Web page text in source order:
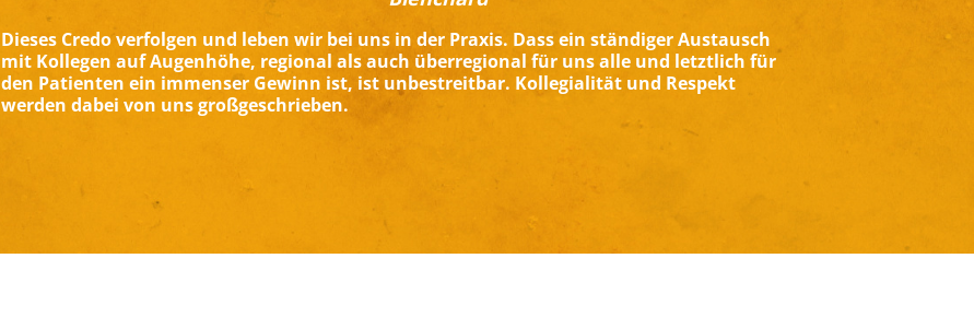
Dieses Credo verfolgen und leben wir bei uns in der Praxis. Dass ein ständiger Austausch
mit Kollegen auf Augenhöhe, regional als auch überregional für uns alle und letztlich für
den Patienten ein immenser Gewinn ist, ist unbestreitbar. Kollegialität und Respekt
werden dabei von uns großgeschrieben.